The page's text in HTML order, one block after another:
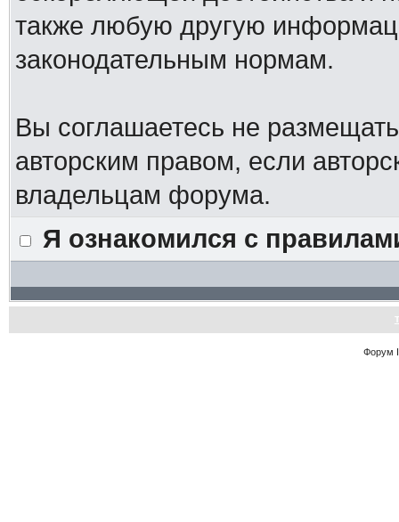
также любую другую
законодательным нормам.
Вы соглашаетесь не
авторским правом, если
владельцам форума.
Я ознакомился с
Форум